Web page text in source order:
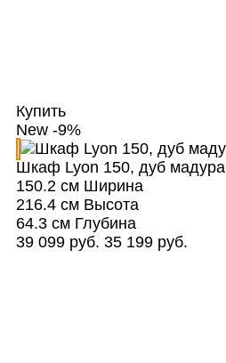
Купить
New -9%
Шкаф Lyon 150, дуб мадура
150.2 смШирина
216.4 смВысота
64.3 смГлубина
39 099 руб. 35 199 руб.